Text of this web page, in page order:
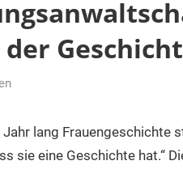
lang Frauengeschichte
sie eine Geschichte hat.“